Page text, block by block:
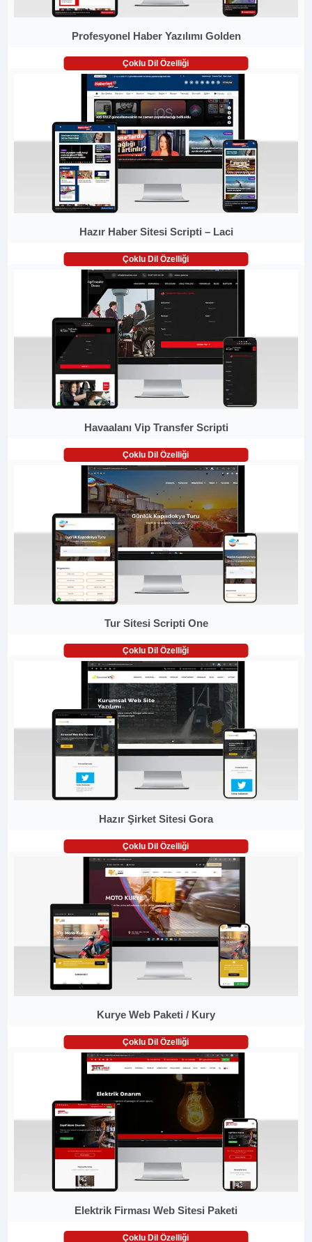
Profesyonel Haber Yazılımı Golden
Çoklu Dil Özelliği
Hazır Haber Sitesi Scripti – Laci
Çoklu Dil Özelliği
Havaalanı Vip Transfer Scripti
Çoklu Dil Özelliği
Tur Sitesi Scripti One
Çoklu Dil Özelliği
Hazır Şirket Sitesi Gora
Çoklu Dil Özelliği
Kurye Web Paketi / Kury
Çoklu Dil Özelliği
Elektrik Firması Web Sitesi Paketi
Çoklu Dil Özelliği